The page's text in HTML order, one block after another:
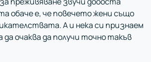
обаче е, че повечето жени също
А и нека си признаем
да очаква да получи точно такъв